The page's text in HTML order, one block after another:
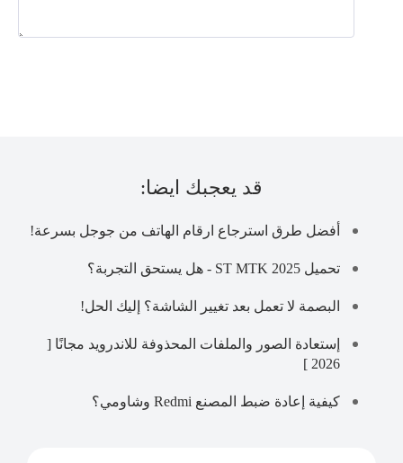
قد يعجبك ايضا:
أفضل طرق استرجاع ارقام الهاتف من جوجل بسرعة!
تحميل ST MTK 2025 - هل يستحق التجربة؟
البصمة لا تعمل بعد تغيير الشاشة؟ إليك الحل!
إستعادة الصور والملفات المحذوفة للاندرويد مجانًا [
2026 ]
كيفية إعادة ضبط المصنع Redmi وشاومي؟